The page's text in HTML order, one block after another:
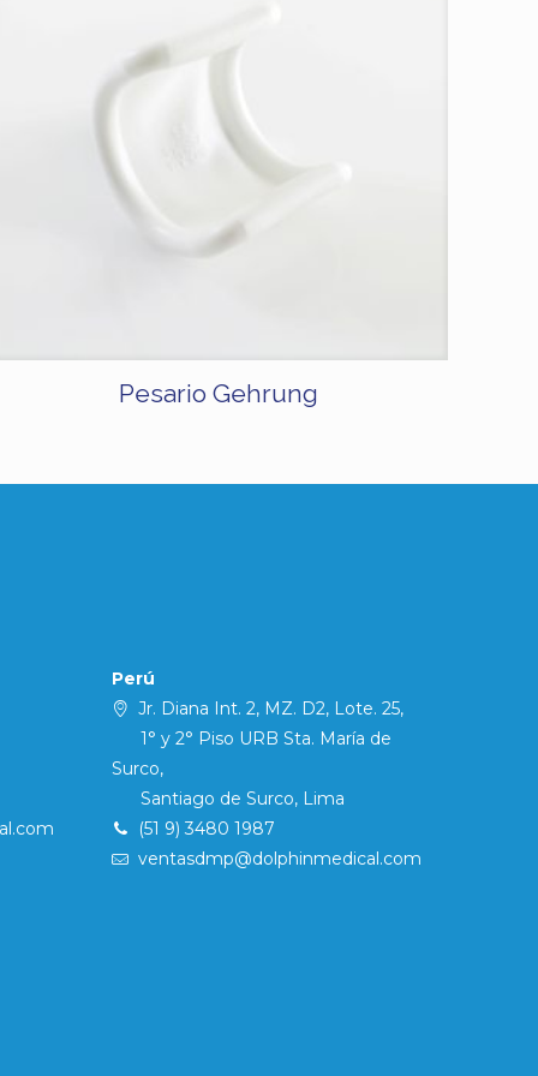
Pesario Gehrung
Perú
Jr. Diana Int. 2, MZ. D2, Lote. 25,
1° y 2° Piso URB Sta. María de
Surco,
Santiago de Surco, Lima
(51 9) 3480 1987
ventasdmp@dolphinmedical.com